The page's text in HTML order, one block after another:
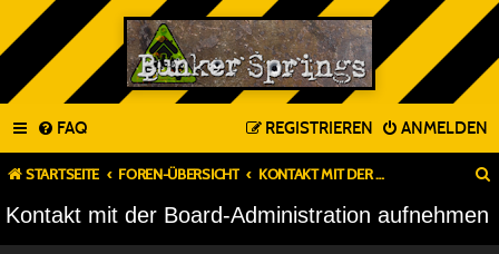
FAQ ANMELDEN
REGISTRIEREN
STARTSEITE FOREN-ÜBERSICHT KONTAKT MIT DER BOARD-ADMINISTRATION AUFNEHMEN
Kontakt mit der Board-Administration aufnehmen